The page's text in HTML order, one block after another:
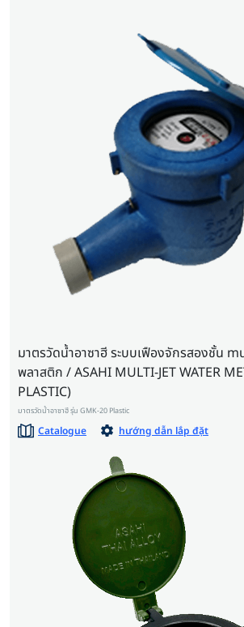
มาตรวัดน้ำอาซาฮี ระบบเฟืองจักรสองชั้น
พลาสติก / ASAHI MULTI-JET WATER
PLASTIC)
มาตรวัดน้ำอาซาฮี รุ่น GMK-20 Plastic
Catalogue hướng dẫn lắp đặt